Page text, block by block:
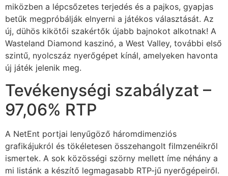
miközben a lépcsőzetes terjedés és a pajkos, gyapjas
betűk megpróbálják elnyerni a játékos választását. Az
új, dühös kikötői szakértők újabb bajnokot alkotnak! A
Wasteland Diamond kaszinó, a West Valley, további első
szintű, nyolcszáz nyerőgépet kínál, amelyeken havonta
új játék jelenik meg.
Tevékenységi szabályzat –
97,06% RTP
A NetEnt portjai lenyűgöző háromdimenziós
grafikájukról és tökéletesen összehangolt filmzenéikről
ismertek. A sok közösségi szörny mellett íme néhány a
mi listánk a készítő legmagasabb RTP-jű nyerőgépeiről.